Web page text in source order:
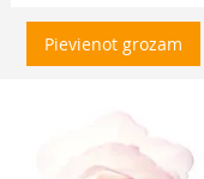
Pievienot grozam